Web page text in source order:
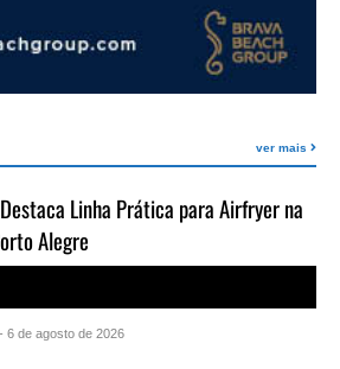
ver mais
Linha Prática para Airfryer na
Alegre
- 6 de agosto de 2026